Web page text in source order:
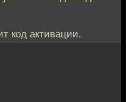
код активации.